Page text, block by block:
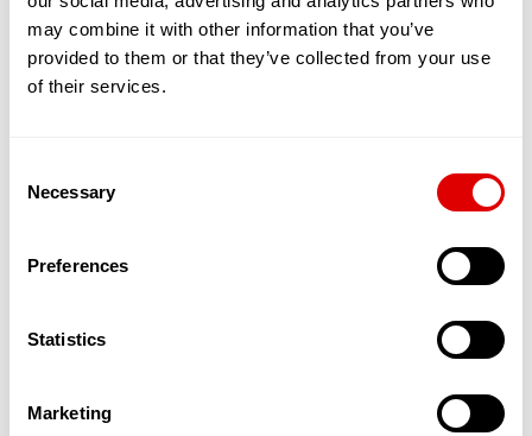
may combine it with other information that you’ve
provided to them or that they’ve collected from your use
of their services.
Selection
Necessary
Preferences
Statistics
Marketing
dehors de votre domicile.
Vous avez besoin d'être sécurisé à votre
domicile, parce que vous avez peur de
chuter ? Certains professionnels offrent
prépare vos repas ou fasse vos courses,
voire vous aide à manger ? Pas de panique,
de tout ! Parfois elles vous livrent même
Les SAAD vous accompagne aussi à domicile
dans vos soins d'hygiène et de confort
ou vous reposer, à vous déplacer dans
votre lit ou dans votre fauteuil ? Ces